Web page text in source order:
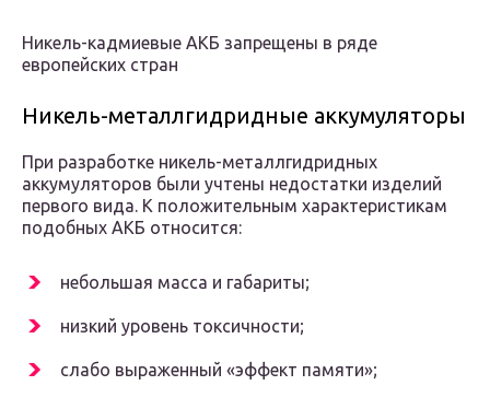
Никель-кадмиевые АКБ запрещены в ряде
европейских стран
Никель-металлгидридные аккумуляторы
При разработке никель-металлгидридных
аккумуляторов были учтены недостатки изделий
первого вида. К положительным характеристикам
подобных АКБ относится:
небольшая масса и габариты;
низкий уровень токсичности;
слабо выраженный «эффект памяти»;